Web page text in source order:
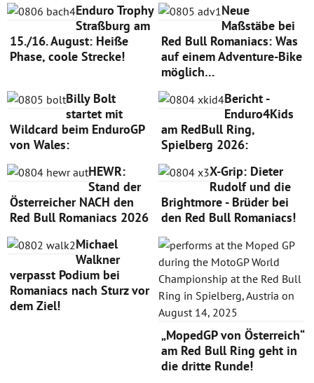
Enduro Trophy
Straßburg am
15./16. August: Heiße
Phase, coole Strecke!
Neue
Maßstäbe bei
Red Bull Romaniacs: Was
auf einem Adventure-Bike
möglich…
Billy Bolt
startet mit
Wildcard beim EnduroGP
von Wales:
Bericht -
Enduro4Kids
am RedBull Ring,
Spielberg 2026:
HEWR:
Stand der
Österreicher NACH den
Red Bull Romaniacs 2026
X-Grip: Dieter
Rudolf und die
Brightmore - Brüder bei
den Red Bull Romaniacs!
Michael
Walkner
verpasst Podium bei
Romaniacs nach Sturz vor
dem Ziel!
„MopedGP von Österreich“
am Red Bull Ring geht in
die dritte Runde!